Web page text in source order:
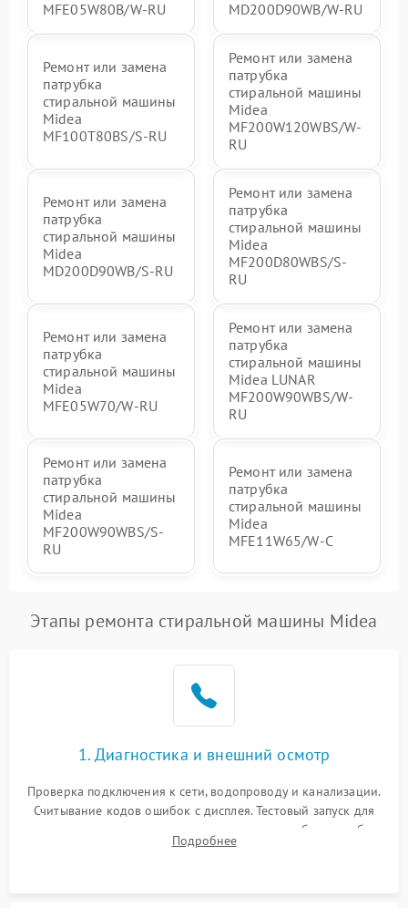
MFE05W80B/W-RU
MD200D90WB/W-RU
Ремонт или замена
патрубка
стиральной машины
Midea
MF100T80BS/S-RU
Ремонт или замена
патрубка
стиральной машины
Midea
MF200W120WBS/W-
RU
Ремонт или замена
патрубка
стиральной машины
Midea
MD200D90WB/S-RU
Ремонт или замена
патрубка
стиральной машины
Midea
MF200D80WBS/S-
RU
Ремонт или замена
патрубка
стиральной машины
Midea
MFE05W70/W-RU
Ремонт или замена
патрубка
стиральной машины
Midea LUNAR
MF200W90WBS/W-
RU
Ремонт или замена
патрубка
стиральной машины
Midea
MF200W90WBS/S-
RU
Ремонт или замена
патрубка
стиральной машины
Midea
MFE11W65/W-C
Этапы ремонта стиральной машины Midea
1. Диагностика и внешний осмотр
Проверка подключения к сети, водопроводу и канализации.
Считывание кодов ошибок с дисплея. Тестовый запуск для
выявления посторонних шумов, протечек или сбоев в работе
электронного модуля управления.
Подробнее